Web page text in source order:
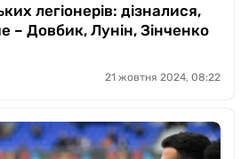
легіонерів: дізналися,
– Довбик, Лунін, Зінченко
21 жовтня 2024, 08:22